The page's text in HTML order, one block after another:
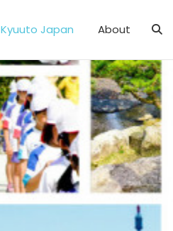
Kyuuto Japan About